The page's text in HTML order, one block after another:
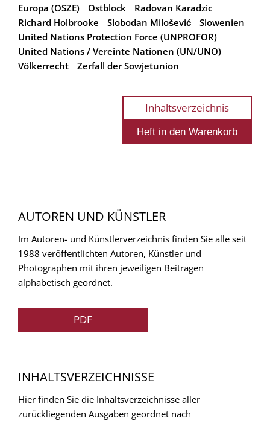
Europa (OSZE)
Ostblock
Radovan Karadzic
Richard Holbrooke
Slobodan Milošević
Slowenien
United Nations Protection Force (UNPROFOR)
United Nations / Vereinte Nationen (UN/UNO)
Völkerrecht
Zerfall der Sowjetunion
Inhaltsverzeichnis
AUTOREN UND KÜNSTLER
Im Autoren- und Künstlerverzeichnis finden Sie alle seit
1988 veröffentlichten Autoren, Künstler und
Photographen mit ihren jeweiligen Beitragen
alphabetisch geordnet.
PDF
INHALTSVERZEICHNISSE
Hier finden Sie die Inhaltsverzeichnisse aller
zurückliegenden Ausgaben geordnet nach